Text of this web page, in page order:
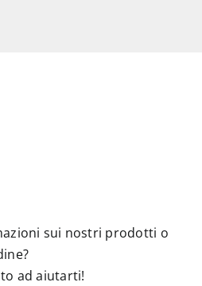
sui nostri prodotti o
ad aiutarti!